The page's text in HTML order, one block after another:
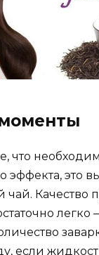
что
эффекта, это
чай. Качество
легко
если